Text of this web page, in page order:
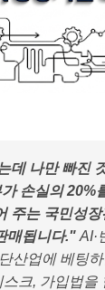
데 나만 빠진
손실의 20%
주는 국민성
매됩니다." AI·
산업에 베팅
스크, 가입법을